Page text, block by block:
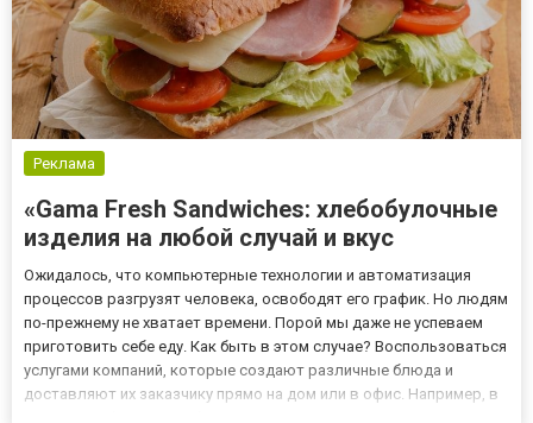
Реклама
«Gama Fresh Sandwiches: хлебобулочные
изделия на любой случай и вкус
Ожидалось, что компьютерные технологии и автоматизация
процессов разгрузят человека, освободят его график. Но людям
по-прежнему не хватает времени. Порой мы даже не успеваем
приготовить себе еду. Как быть в этом случае? Воспользоваться
услугами компаний, которые создают различные блюда и
доставляют их заказчику прямо на дом или в офис. Например, в